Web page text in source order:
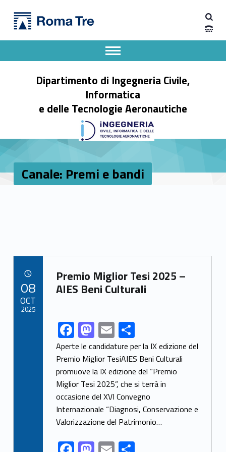
Canale: Premi e bandi - Dipartimento di Ingegneria Civile, Informatica e delle Tecnologie Aeronautiche
Dipartimento di Ingegneria Civile,
Informatica
e delle Tecnologie Aeronautiche
Apri il menu secondario
Header info sidebar
Canale: Premi e bandi
Link identifier archive #link-archive-88158
Premio Miglior Tesi 2025 –
AIES Beni Culturali
Link identifier share facebook archive #share-link-archive-18098F
ac
e
b
o
o
k
M
as
to
d
o
n
E
m
ai
l
C
o
n
di
vi
di
Aperte le candidature per la IX edizione del
Premio Miglior TesiAIES Beni Culturali
promuove la IX edizione del “Premio
Miglior Tesi 2025”, che si terrà in
occasione del XVI Convegno
Internazionale “Diagnosi, Conservazione e
Valorizzazione del Patrimonio…
08
OCT
2025